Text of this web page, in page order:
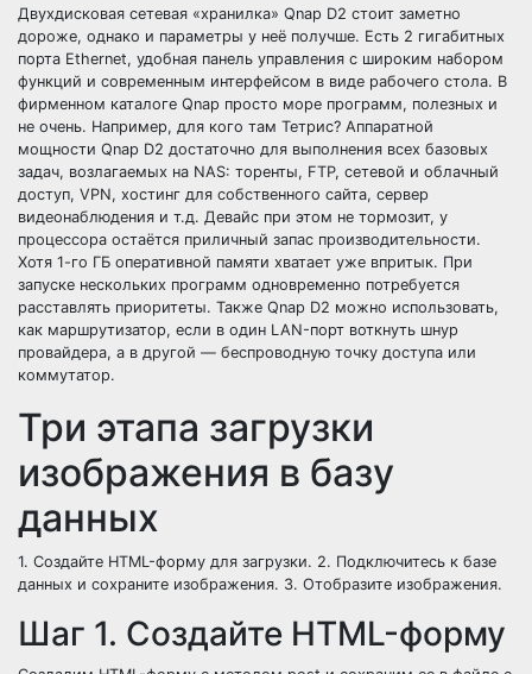
Двухдисковая сетевая «хранилка» Qnap D2 стоит заметно
дороже, однако и параметры у неё получше. Есть 2 гигабитных
порта Ethernet, удобная панель управления с широким набором
функций и современным интерфейсом в виде рабочего стола. В
фирменном каталоге Qnap просто море программ, полезных и
не очень. Например, для кого там Тетрис? Аппаратной
мощности Qnap D2 достаточно для выполнения всех базовых
задач, возлагаемых на NAS: торенты, FTP, сетевой и облачный
доступ, VPN, хостинг для собственного сайта, сервер
видеонаблюдения и т.д. Девайс при этом не тормозит, у
процессора остаётся приличный запас производительности.
Хотя 1-го ГБ оперативной памяти хватает уже впритык. При
запуске нескольких программ одновременно потребуется
расставлять приоритеты. Также Qnap D2 можно использовать,
как маршрутизатор, если в один LAN-порт воткнуть шнур
провайдера, а в другой — беспроводную точку доступа или
коммутатор.
Три этапа загрузки
изображения в базу
данных
1. Создайте HTML-форму для загрузки. 2. Подключитесь к базе
данных и сохраните изображения. 3. Отобразите изображения.
Шаг 1. Создайте HTML-форму